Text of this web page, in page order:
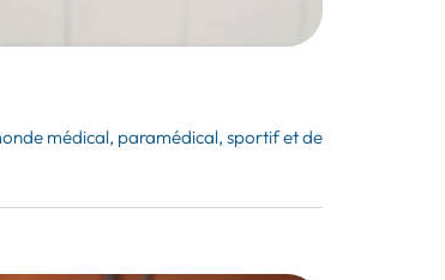
médical, paramédical, sportif et de